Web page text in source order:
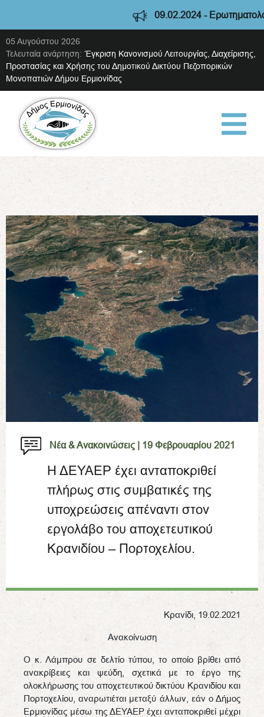
09.02.2024 - Ερωτηματολόγιο
05 Αυγούστου 2026
Τελευταία ανάρτηση: Έγκριση Κανονισμού Λειτουργίας, Διαχείρισης,
Προστασίας και Χρήσης του Δημοτικού Δικτύου Πεζοπορικών
Μονοπατιών Δήμου Ερμιονίδας
Νέα & Ανακοινώσεις | 19 Φεβρουαρίου 2021
Η ΔΕΥΑΕΡ έχει ανταποκριθεί
πλήρως στις συμβατικές της
υποχρεώσεις απέναντι στον
εργολάβο του αποχετευτικού
Κρανιδίου – Πορτοχελίου.
Κρανίδι, 19.02.2021
Ανακοίνωση
Ο κ. Λάμπρου σε δελτίο τύπου, το οποίο βρίθει από
ανακρίβειες και ψεύδη, σχετικά με το έργο της
ολοκλήρωσης του αποχετευτικού δικτύου Κρανιδίου και
Πορτοχελίου, αναρωτιέται μεταξύ άλλων, εάν ο Δήμος
Ερμιονίδας μέσω της ΔΕΥΑΕΡ έχει ανταποκριθεί μέχρι